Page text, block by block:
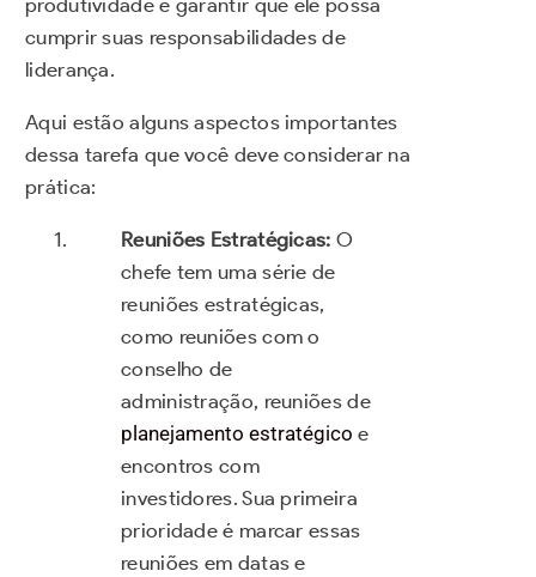
produtividade e garantir que ele possa
cumprir suas responsabilidades de
liderança.
Aqui estão alguns aspectos importantes
dessa tarefa que você deve considerar na
prática:
Reuniões Estratégicas: O
chefe tem uma série de
reuniões estratégicas,
como reuniões com o
conselho de
administração, reuniões de
planejamento estratégico e
encontros com
investidores. Sua primeira
prioridade é marcar essas
reuniões em datas e